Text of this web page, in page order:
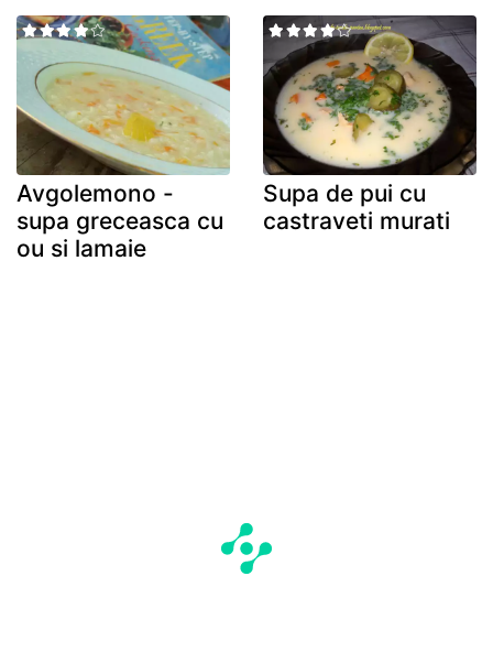
Avgolemono -
supa greceasca cu
ou si lamaie
Supa de pui cu
castraveti murati